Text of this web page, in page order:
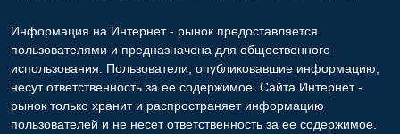
Информация на Интернет - рынок предоставляется
пользователями и предназначена для общественного
использования. Пользователи, опубликовавшие информацию,
несут ответственность за ее содержимое. Сайта Интернет -
рынок только хранит и распространяет информацию
пользователей и не несет ответственность за ее содержимое.